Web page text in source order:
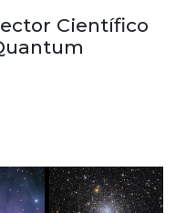
Científico